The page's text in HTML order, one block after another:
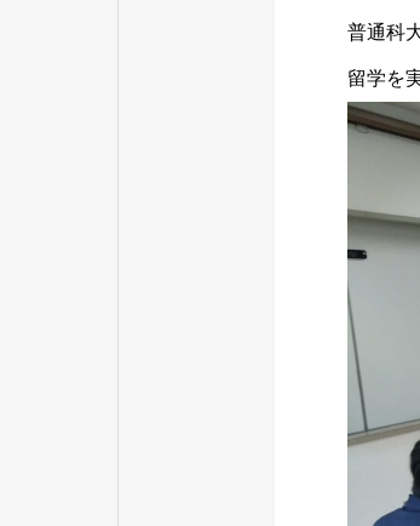
普通科
留学を